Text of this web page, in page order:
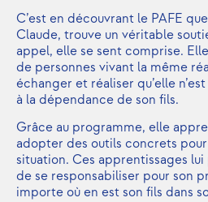
C’est en découvrant le PAFE
Claude, trouve un véritable
appel, elle se sent comprise.
de personnes vivant la même
échanger et réaliser qu’elle
à la dépendance de son fils.
Grâce au programme, elle
adopter des outils concrets
situation. Ces apprentissages
de se responsabiliser pour son
importe où en est son fils dans